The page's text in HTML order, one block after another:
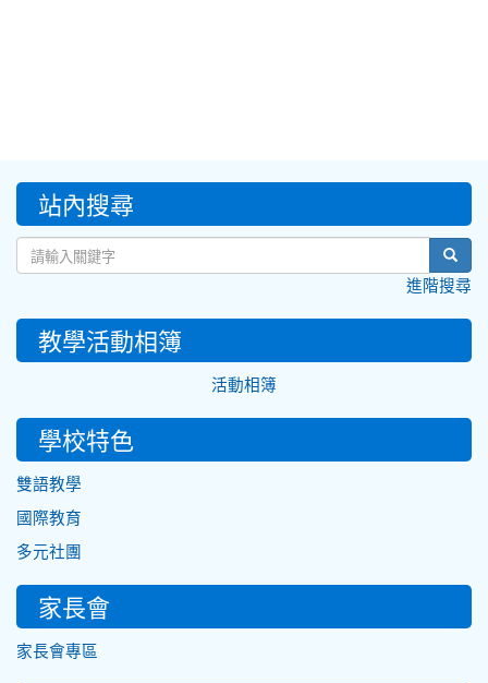
::: 站內搜尋
進階搜尋
教學活動相簿
活動相簿
學校特色
雙語教學
國際教育
多元社團
家長會
家長會專區